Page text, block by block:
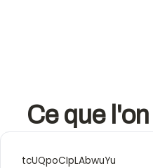
Ce que
tcUQpoCIpLAbwuYu